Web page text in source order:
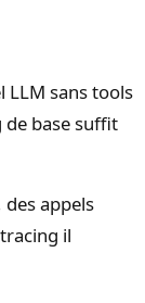
LLM sans tools
base suffit
appels
il